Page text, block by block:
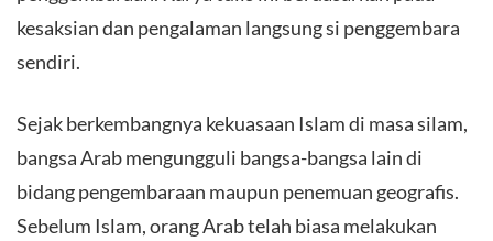
kesaksian dan pengalaman langsung si penggembara
sendiri.
Sejak berkembangnya kekuasaan Islam di masa silam,
bangsa Arab mengungguli bangsa-bangsa lain di
bidang pengembaraan maupun penemuan geografis.
Sebelum Islam, orang Arab telah biasa melakukan